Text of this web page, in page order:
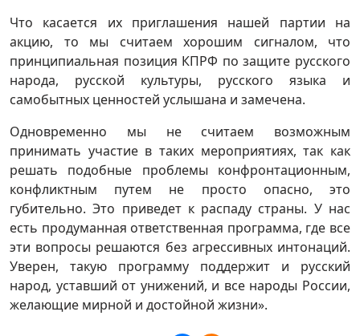
Что касается их приглашения нашей партии на
акцию, то мы считаем хорошим сигналом, что
принципиальная позиция КПРФ по защите русского
народа, русской культуры, русского языка и
самобытных ценностей услышана и замечена.
Одновременно мы не считаем возможным
принимать участие в таких мероприятиях, так как
решать подобные проблемы конфронтационным,
конфликтным путем не просто опасно, это
губительно. Это приведет к распаду страны. У нас
есть продуманная ответственная программа, где все
эти вопросы решаются без агрессивных интонаций.
Уверен, такую программу поддержит и русский
народ, уставший от унижений, и все народы России,
желающие мирной и достойной жизни».